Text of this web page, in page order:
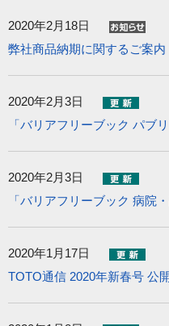
2020年2月18日
弊社商品納期に関するご案内
2020年2月3日
「バリアフリーブック パブ
2020年2月3日
「バリアフリーブック 病院
2020年1月17日
TOTO通信 2020年新春号 公